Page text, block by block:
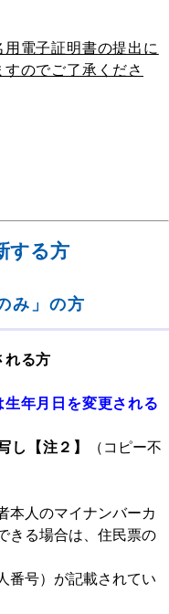
電子証明書の提出に
のでご了承くださ
する方
み」の方
れる方
生年月日を変更される
し【注２】
（コピー不
本人のマイナンバーカ
きる場合は、住民票の
番号）が記載されてい